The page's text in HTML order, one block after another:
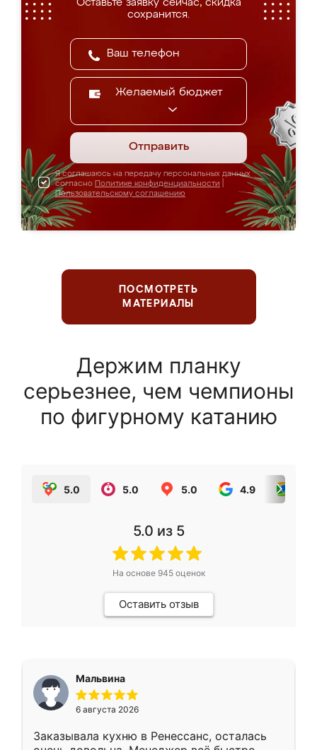
Оставьте заявку сейчас, скидка
сохранится.
Желаемый бюджет
Отправить
Я соглашаюсь на передачу персональных данных
согласно Политике конфиденциальности
Пользовательскому соглашению
ПОСМОТРЕТЬ
МАТЕРИАЛЫ
Держим планку
серьезнее, чем чемпионы
по фигурному катанию
5.0 5.0 5.0 4.9
5.0 из 5
На основе 945оценок
Оставить отзыв
Мальвина
6 августа 2026
Заказывала кухню в Ренессанс, осталась